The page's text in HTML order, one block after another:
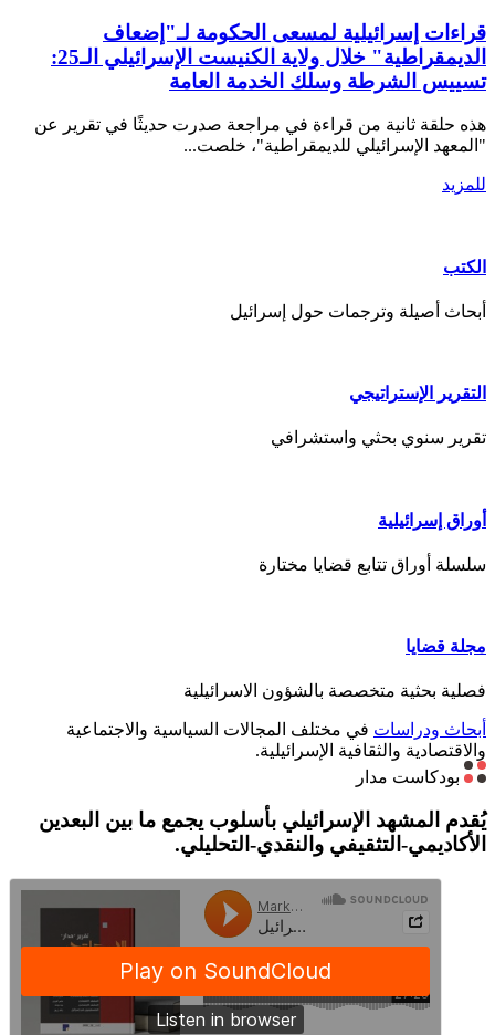
قراءات إسرائيلية لمسعى الحكومة لـ"إضعاف
الديمقراطية" خلال ولاية الكنيست الإسرائيلي الـ25:
تسييس الشرطة وسلك الخدمة العامة
هذه حلقة ثانية من قراءة في مراجعة صدرت حديثًا في تقرير عن
"المعهد الإسرائيلي للديمقراطية"، خلصت...
للمزيد
الكتب
أبحاث أصيلة وترجمات حول إسرائيل
التقرير الإستراتيجي
تقرير سنوي بحثي واستشرافي
أوراق إسرائيلية
سلسلة أوراق تتابع قضايا مختارة
مجلة قضايا
فصلية بحثية متخصصة بالشؤون الاسرائيلية
أبحاث ودراسات في مختلف المجالات السياسية والاجتماعية
والاقتصادية والثقافية الإسرائيلية.
بودكاست مدار
يُقدم المشهد الإسرائيلي بأسلوب يجمع ما بين البعدين
الأكاديمي-التثقيفي والنقدي-التحليلي.